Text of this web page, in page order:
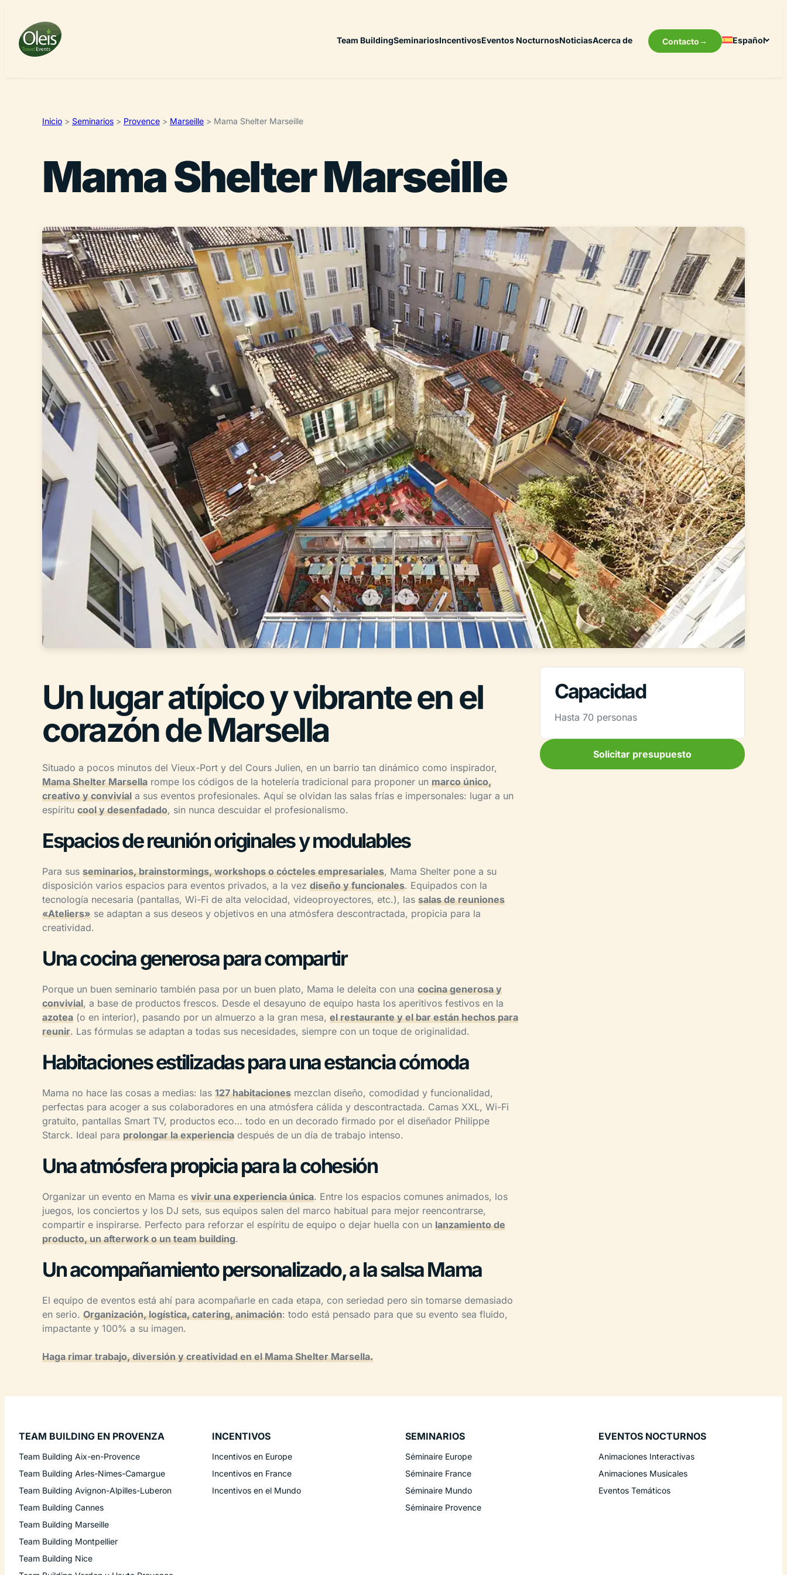
Team BuildingSeminariosIncentivosEventos NocturnosNoticiasAcerca de Contacto Español
Inicio > Seminarios > Provence > Marseille > Mama Shelter Marseille
Mama Shelter Marseille
Un lugar atípico y vibrante en el
corazón de Marsella
Situado a pocos minutos del Vieux-Port y del Cours Julien, en un barrio tan dinámico como inspirador,
Mama Shelter Marsella rompe los códigos de la hotelería tradicional para proponer un marco único,
creativo y convivial a sus eventos profesionales. Aquí se olvidan las salas frías e impersonales: lugar a un
espíritu cool y desenfadado, sin nunca descuidar el profesionalismo.
Espacios de reunión originales y modulables
Para sus seminarios, brainstormings, workshops o cócteles empresariales, Mama Shelter pone a su
disposición varios espacios para eventos privados, a la vez diseño y funcionales. Equipados con la
tecnología necesaria (pantallas, Wi-Fi de alta velocidad, videoproyectores, etc.), las salas de reuniones
«Ateliers» se adaptan a sus deseos y objetivos en una atmósfera descontractada, propicia para la
creatividad.
Una cocina generosa para compartir
Porque un buen seminario también pasa por un buen plato, Mama le deleita con una cocina generosa y
convivial, a base de productos frescos. Desde el desayuno de equipo hasta los aperitivos festivos en la
azotea (o en interior), pasando por un almuerzo a la gran mesa, el restaurante y el bar están hechos para
reunir. Las fórmulas se adaptan a todas sus necesidades, siempre con un toque de originalidad.
Habitaciones estilizadas para una estancia cómoda
Mama no hace las cosas a medias: las 127 habitaciones mezclan diseño, comodidad y funcionalidad,
perfectas para acoger a sus colaboradores en una atmósfera cálida y descontractada. Camas XXL, Wi-Fi
gratuito, pantallas Smart TV, productos eco… todo en un decorado firmado por el diseñador Philippe
Starck. Ideal para prolongar la experiencia después de un día de trabajo intenso.
Una atmósfera propicia para la cohesión
Organizar un evento en Mama es vivir una experiencia única. Entre los espacios comunes animados, los
juegos, los conciertos y los DJ sets, sus equipos salen del marco habitual para mejor reencontrarse,
compartir e inspirarse. Perfecto para reforzar el espíritu de equipo o dejar huella con un lanzamiento de
producto, un afterwork o un team building.
Un acompañamiento personalizado, a la salsa Mama
El equipo de eventos está ahí para acompañarle en cada etapa, con seriedad pero sin tomarse demasiado
en serio. Organización, logística, catering, animación: todo está pensado para que su evento sea fluido,
impactante y 100% a su imagen.
Haga rimar trabajo, diversión y creatividad en el Mama Shelter Marsella.
Capacidad
Hasta 70 personas
Solicitar presupuesto
TEAM BUILDING EN PROVENZA
Team Building Aix-en-Provence
Team Building Arles-Nimes-Camargue
Team Building Avignon-Alpilles-Luberon
Team Building Cannes
Team Building Marseille
Team Building Montpellier
Team Building Nice
INCENTIVOS
Incentivos en Europe
Incentivos en France
Incentivos en el Mundo
SEMINARIOS
Séminaire Europe
Séminaire France
Séminaire Mundo
Séminaire Provence
EVENTOS NOCTURNOS
Animaciones Interactivas
Animaciones Musicales
Eventos Temáticos